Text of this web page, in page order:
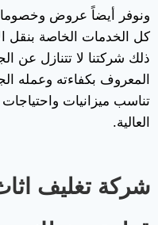
كل الخدمات الخاصة بنقل
ذلك شركتنا لا تتنازل عن
المعروف بكفاءته وعمله
تناسب ميزانيات
العالية.
شركة تغليف